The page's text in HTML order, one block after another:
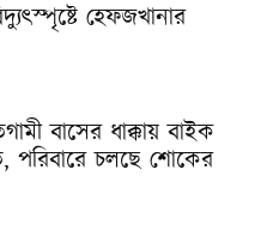
হেফজখানার
বাসের ধাক্কায় বাইক
পরিবারে চলছে শোকের